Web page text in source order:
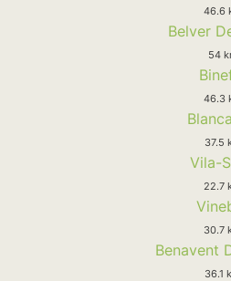
46.6
Belver
54
46.3
37.5
Vila-
22.7
30.7
Benavent
36.1